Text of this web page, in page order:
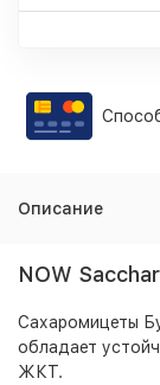
Описание
NOW
Сахаромицеты
обладает
ЖКТ.